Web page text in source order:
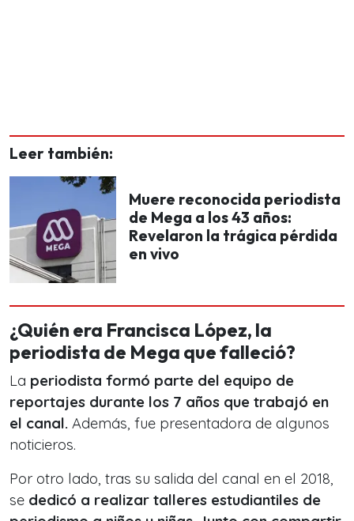
Leer también:
Muere reconocida periodista
de Mega a los 43 años:
Revelaron la trágica pérdida
en vivo
¿Quién era Francisca López, la
periodista de Mega que falleció?
La periodista formó parte del equipo de
reportajes durante los 7 años que trabajó en
el canal. Además, fue presentadora de algunos
noticieros.
Por otro lado, tras su salida del canal en el 2018,
se dedicó a realizar talleres estudiantiles de